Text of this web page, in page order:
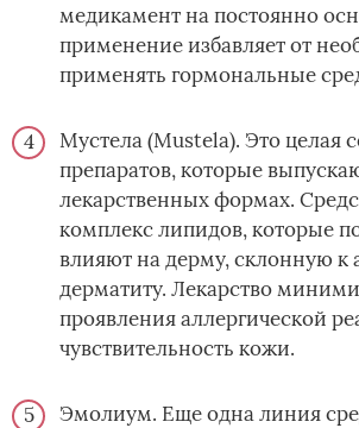
медикамент на постоянно
применение избавляет от
применять гормональные
Мустела (Mustela). Это целая
препаратов, которые
лекарственных формах.
комплекс липидов, которые
влияют на дерму, склонную к
дерматиту. Лекарство
проявления аллергической
чувствительность кожи.
Эмолиум. Еще одна линия